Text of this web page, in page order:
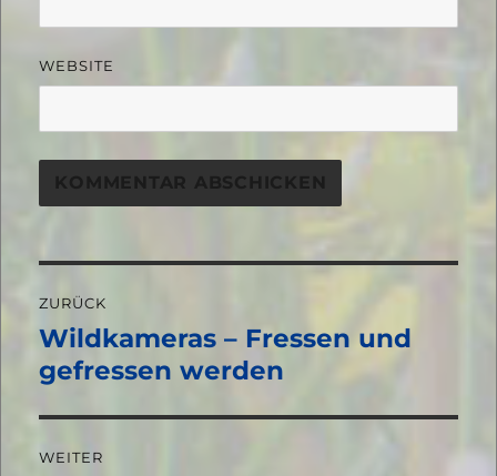
WEBSITE
ZURÜCK
Vorheriger
Beitrag:
Wildkameras – Fressen und
gefressen werden
WEITER